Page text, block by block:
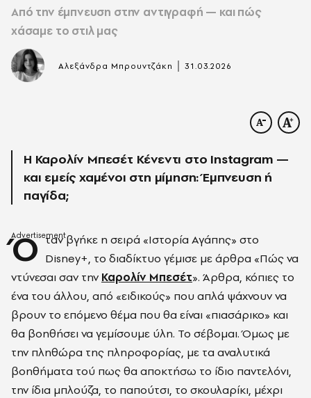
Από την έμπνευση στην αντιγραφή — και πώς
χάσαμε το στιλ μας
Αλεξάνδρα Μπρουντζάκη 31.03.2026
Η Καρολίν Μπεσέτ Κένεντι στο Instagram —
και εμείς χαμένοι στη μίμηση: Έμπνευση ή
παγίδα;
Ό ταν βγήκε η σειρά «Ιστορία Αγάπης» στο
Disney+, το διαδίκτυο γέμισε με άρθρα «Πώς να
ντύνεσαι σαν την Καρολίν Μπεσέτ». Άρθρα, κόπιες το
ένα του άλλου, από «ειδικούς» που απλά ψάχνουν να
βρουν το επόμενο θέμα που θα είναι «πιασάρικο» και
θα βοηθήσει να γεμίσουμε ύλη. Το σέβομαι. Όμως με
την πληθώρα της πληροφορίας, με τα αναλυτικά
βοηθήματα τού πως θα αποκτήσω το ίδιο παντελόνι,
την ίδια μπλούζα, το παπούτσι, το σκουλαρίκι, μέχρι